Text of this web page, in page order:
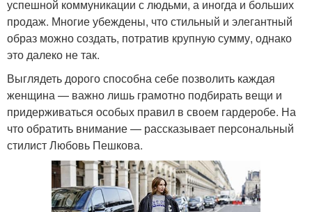
успешной коммуникации с людьми, а иногда и больших
продаж. Многие убеждены, что стильный и элегантный
образ можно создать, потратив крупную сумму, однако
это далеко не так.
Выглядеть дорого способна себе позволить каждая
женщина — важно лишь грамотно подбирать вещи и
придерживаться особых правил в своем гардеробе. На
что обратить внимание — рассказывает персональный
стилист Любовь Пешкова.